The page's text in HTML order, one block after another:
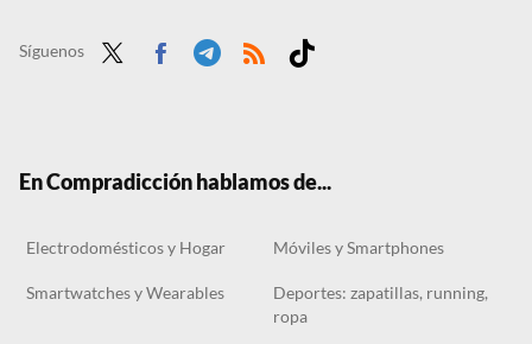
Ponte cachas sin salir de casa con este banco de abdominales superventas
Síguenos
En Compradicción hablamos de...
Electrodomésticos y Hogar Móviles y Smartphones
Smartwatches y Wearables
Deportes: zapatillas, running,
ropa